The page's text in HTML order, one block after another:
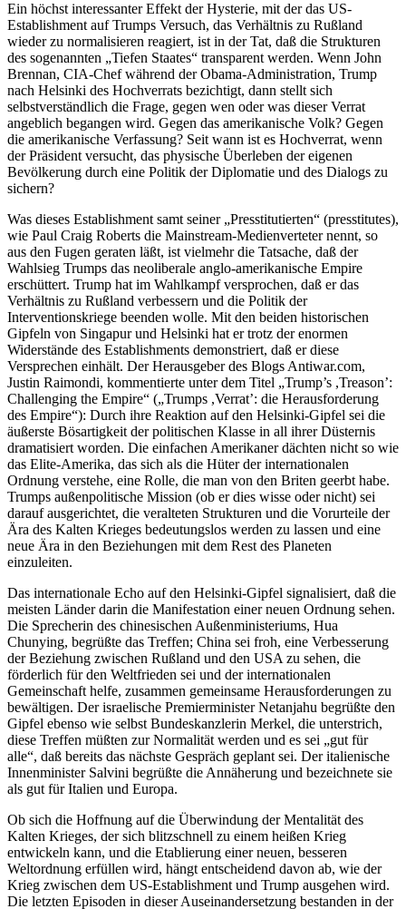
Ein höchst interessanter Effekt der Hysterie, mit der das US-
Establishment auf Trumps Versuch, das Verhältnis zu Rußland
wieder zu normalisieren reagiert, ist in der Tat, daß die Strukturen
des sogenannten „Tiefen Staates“ transparent werden. Wenn John
Brennan, CIA-Chef während der Obama-Administration, Trump
nach Helsinki des Hochverrats bezichtigt, dann stellt sich
selbstverständlich die Frage, gegen wen oder was dieser Verrat
angeblich begangen wird. Gegen das amerikanische Volk? Gegen
die amerikanische Verfassung? Seit wann ist es Hochverrat, wenn
der Präsident versucht, das physische Überleben der eigenen
Bevölkerung durch eine Politik der Diplomatie und des Dialogs zu
sichern?
Was dieses Establishment samt seiner „Presstitutierten“ (presstitutes),
wie Paul Craig Roberts die Mainstream-Medienverteter nennt, so
aus den Fugen geraten läßt, ist vielmehr die Tatsache, daß der
Wahlsieg Trumps das neoliberale anglo-amerikanische Empire
erschüttert. Trump hat im Wahlkampf versprochen, daß er das
Verhältnis zu Rußland verbessern und die Politik der
Interventionskriege beenden wolle. Mit den beiden historischen
Gipfeln von Singapur und Helsinki hat er trotz der enormen
Widerstände des Establishments demonstriert, daß er diese
Versprechen einhält. Der Herausgeber des Blogs Antiwar.com,
Justin Raimondi, kommentierte unter dem Titel „Trump’s ,Treason’:
Challenging the Empire“ („Trumps ,Verrat’: die Herausforderung
des Empire“): Durch ihre Reaktion auf den Helsinki-Gipfel sei die
äußerste Bösartigkeit der politischen Klasse in all ihrer Düsternis
dramatisiert worden. Die einfachen Amerikaner dächten nicht so wie
das Elite-Amerika, das sich als die Hüter der internationalen
Ordnung verstehe, eine Rolle, die man von den Briten geerbt habe.
Trumps außenpolitische Mission (ob er dies wisse oder nicht) sei
darauf ausgerichtet, die veralteten Strukturen und die Vorurteile der
Ära des Kalten Krieges bedeutungslos werden zu lassen und eine
neue Ära in den Beziehungen mit dem Rest des Planeten
einzuleiten.
Das internationale Echo auf den Helsinki-Gipfel signalisiert, daß die
meisten Länder darin die Manifestation einer neuen Ordnung sehen.
Die Sprecherin des chinesischen Außenministeriums, Hua
Chunying, begrüßte das Treffen; China sei froh, eine Verbesserung
der Beziehung zwischen Rußland und den USA zu sehen, die
förderlich für den Weltfrieden sei und der internationalen
Gemeinschaft helfe, zusammen gemeinsame Herausforderungen zu
bewältigen. Der israelische Premierminister Netanjahu begrüßte den
Gipfel ebenso wie selbst Bundeskanzlerin Merkel, die unterstrich,
diese Treffen müßten zur Normalität werden und es sei „gut für
alle“, daß bereits das nächste Gespräch geplant sei. Der italienische
Innenminister Salvini begrüßte die Annäherung und bezeichnete sie
als gut für Italien und Europa.
Ob sich die Hoffnung auf die Überwindung der Mentalität des
Kalten Krieges, der sich blitzschnell zu einem heißen Krieg
entwickeln kann, und die Etablierung einer neuen, besseren
Weltordnung erfüllen wird, hängt entscheidend davon ab, wie der
Krieg zwischen dem US-Establishment und Trump ausgehen wird.
Die letzten Episoden in dieser Auseinandersetzung bestanden in der